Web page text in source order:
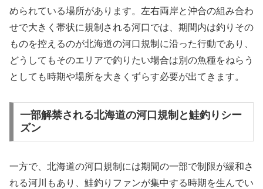
められている場所があります。左右両岸と沖合の組み合わ
せで大きく帯状に規制される河口では、期間内は釣りその
ものを控えるのが北海道の河口規制に沿った行動であり、
どうしてもそのエリアで釣りたい場合は別の魚種をねらう
としても時期や場所を大きくずらす必要が出てきます。
一部解禁される北海道の河口規制と鮭釣りシー
ズン
一方で、北海道の河口規制には期間の一部で制限が緩和さ
れる河川もあり、鮭釣りファンが集中する時期を生んでい